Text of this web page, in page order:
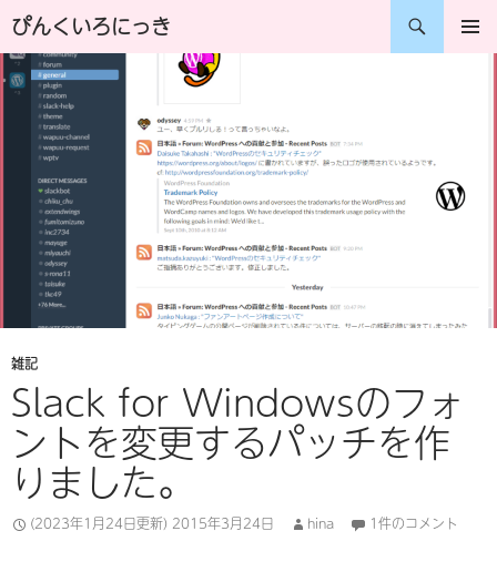
コ
ン
テ
プ
ぴんくいろにっき
検
索
雑記
Slack for Windowsのフォ
ントを変更するパッチを作
りました。
(2023年1月24日更新) 2015年3月24日 hina 1件のコメント